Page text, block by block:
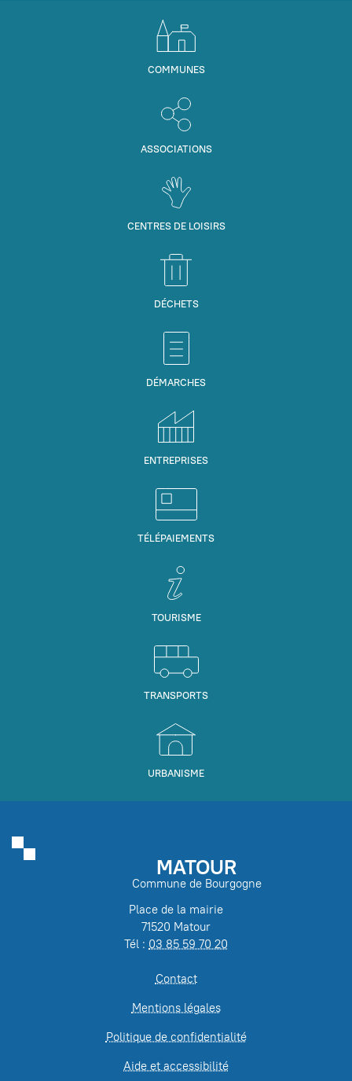
COMMUNES
ASSOCIATIONS
CENTRES DE LOISIRS
DÉCHETS
DÉMARCHES
ENTREPRISES
TÉLÉPAIEMENTS
TOURISME
TRANSPORTS
URBANISME
MATOUR
Commune de Bourgogne
Place de la mairie
71520 Matour
Tél : 03 85 59 70 20
Contact
Mentions légales
Politique de confidentialité
Aide et accessibilité